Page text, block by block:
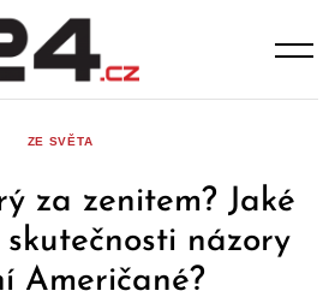
ZE SVĚTA
za zenitem? Jaké
názory
Američané?